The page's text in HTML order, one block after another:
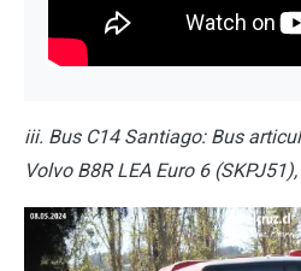
iii. Bus C14 Santiago: Bus
Volvo B8R LEA Euro 6